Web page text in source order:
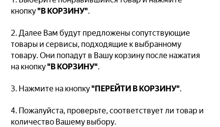
кнопку"В КОРЗИНУ".
2. Далее Вам будут предложены сопутствующие
товары и сервисы, подходящие к выбранному
товару. Они попадут в Вашу корзину после нажатия
на кнопку"В КОРЗИНУ".
3. Нажмите на кнопку"ПЕРЕЙТИ В КОРЗИНУ".
4. Пожалуйста, проверьте, соответствует ли товар и
количество Вашему выбору.